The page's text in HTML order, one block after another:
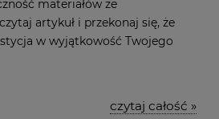
materiałów ze
artykuł i przekonaj się, że
w wyjątkowość Twojego
czytaj całość »